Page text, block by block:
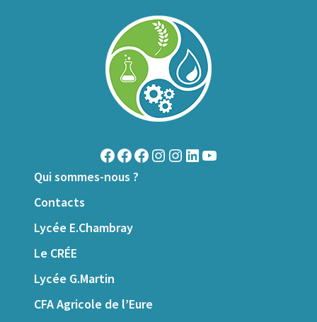
Qui sommes-nous ?
Contacts
Lycée E.Chambray
Le CRÉE
Lycée G.Martin
CFA Agricole de l’Eure